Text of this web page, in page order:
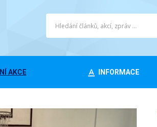
AKCE INFORMACE